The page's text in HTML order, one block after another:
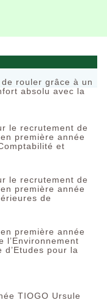
rouler grâce à un
absolu avec la
le recrutement de
première année
et
le recrutement de
première année
de
première année
l’Environnement
pour la
TIOGO Ursule